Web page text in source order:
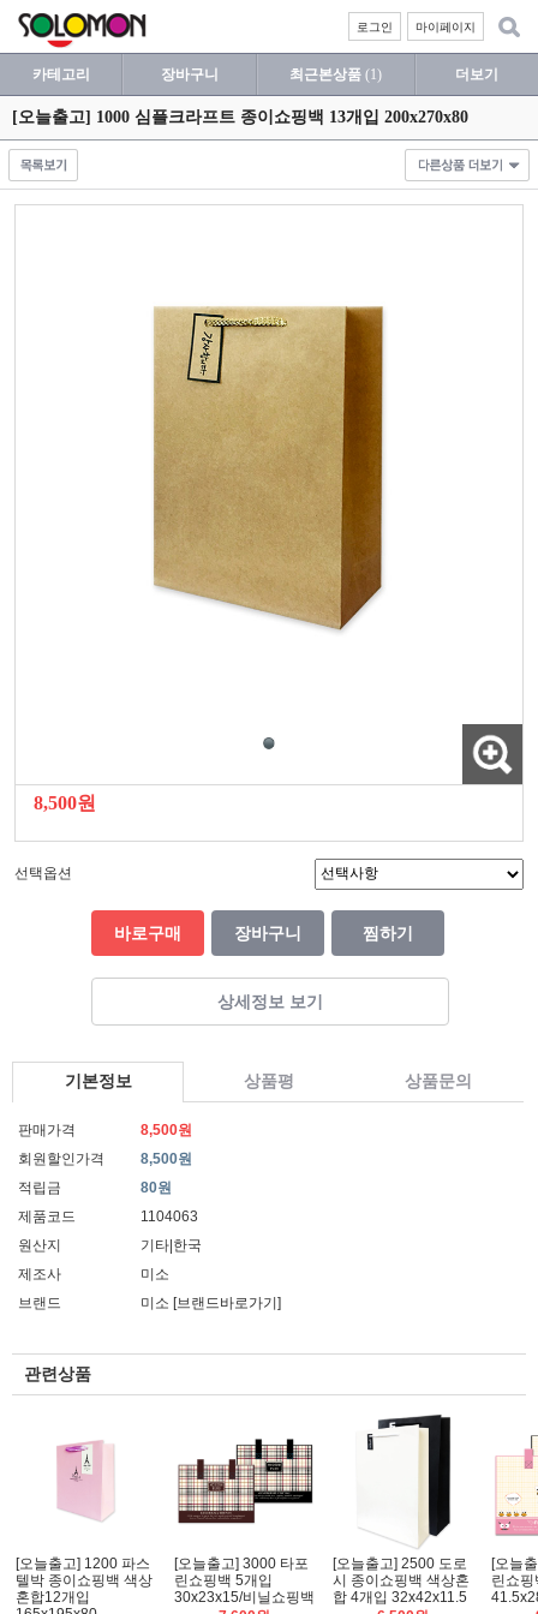
마이페이지
로그인
카테고리 장바구니 최근본상품 (1) 더보기
[오늘출고] 1000 심플크라프트 종이쇼핑백 13개입 200x270x80
8,500원
선택옵션
바로구매 장바구니 찜하기
상세정보 보기
기본정보 상품평 상품문의
판매가격
8,500원
회원할인가격
8,500원
적립금
80원
제품코드
1104063
원산지
기타|한국
제조사
미소
브랜드
미소 [브랜드바로가기]
관련상품
[오늘출고] 1200 파스
텔박 종이쇼핑백 색상
혼합12개입
[오늘출고] 3000 타포
린쇼핑백 5개입
30x23x15/비닐쇼핑백
[오늘출고] 2500 도로
시 종이쇼핑백 색상혼
합 4개입 32x42x11.5
[오늘
린쇼